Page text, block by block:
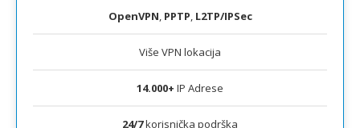
OpenVPN, PPTP, L2TP/IPSec
Više VPN lokacija
14.000+ IP Adrese
24/7korisnička podrška